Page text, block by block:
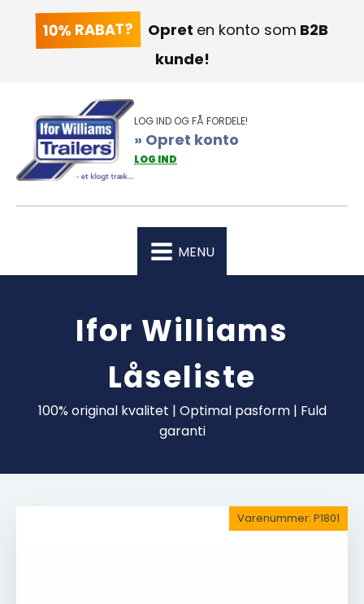
10% RABAT? Opret en konto som B2B
kunde!
LOG IND OG FÅ FORDELE!
» Opret konto
LOG IND
MENU
Ifor Williams
Låseliste
100% original kvalitet | Optimal pasform | Fuld
garanti
Varenummer: P1801